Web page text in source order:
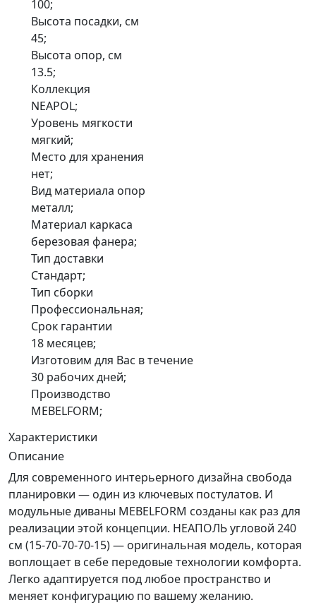
100;
Высота посадки, см
45;
Высота опор, см
13.5;
Коллекция
NEAPOL;
Уровень мягкости
мягкий;
Место для хранения
нет;
Вид материала опор
металл;
Материал каркаса
березовая фанера;
Тип доставки
Стандарт;
Тип сборки
Профессиональная;
Срок гарантии
18 месяцев;
Изготовим для Вас в течение
30 рабочих дней;
Производство
MEBELFORM;
Характеристики
Описание
Для современного интерьерного дизайна свобода
планировки — один из ключевых постулатов. И
модульные диваны MEBELFORM созданы как раз для
реализации этой концепции. НЕАПОЛЬ угловой 240
см (15-70-70-70-15)— оригинальная модель, которая
воплощает в себе передовые технологии комфорта.
Легко адаптируется под любое пространство и
меняет конфигурацию по вашему желанию.